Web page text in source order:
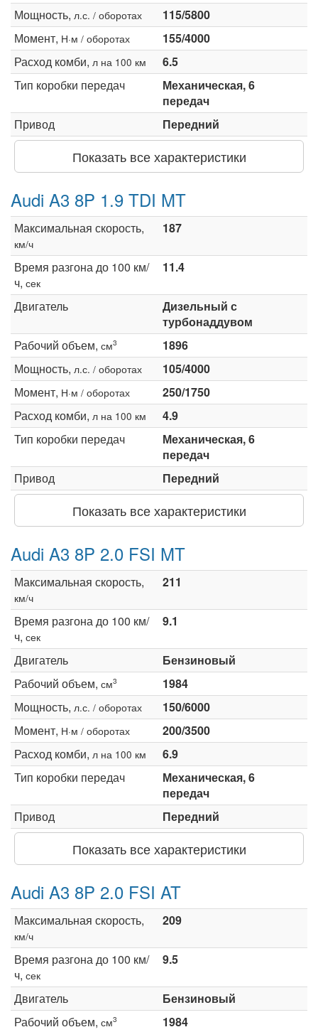
Мощность, л.с. / оборотах
115/5800
Момент, Н·м / оборотах
155/4000
Расход комби, л на 100 км
6.5
Тип коробки передач
Механическая, 6
передач
Привод
Передний
Показать все характеристики
Audi A3 8P 1.9 TDI MT
Максимальная скорость,
км/ч
187
Время разгона до 100 км/
ч, сек
11.4
Двигатель
Дизельный с
турбонаддувом
Рабочий объем, см3
1896
Мощность, л.с. / оборотах
105/4000
Момент, Н·м / оборотах
250/1750
Расход комби, л на 100 км
4.9
Тип коробки передач
Механическая, 6
передач
Привод
Передний
Показать все характеристики
Audi A3 8P 2.0 FSI MT
Максимальная скорость,
км/ч
211
Время разгона до 100 км/
ч, сек
9.1
Двигатель
Бензиновый
Рабочий объем, см3
1984
Мощность, л.с. / оборотах
150/6000
Момент, Н·м / оборотах
200/3500
Расход комби, л на 100 км
6.9
Тип коробки передач
Механическая, 6
передач
Привод
Передний
Показать все характеристики
Audi A3 8P 2.0 FSI AT
Максимальная скорость,
км/ч
209
Время разгона до 100 км/
ч, сек
9.5
Двигатель
Бензиновый
Рабочий объем, см3 1984